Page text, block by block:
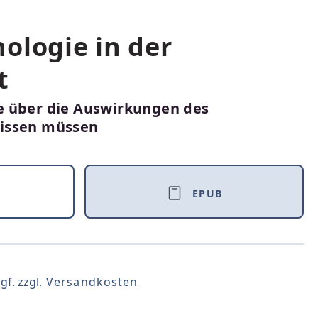
in der
über die Auswirkungen des
müssen
EPUB
zzgl. Versandkosten